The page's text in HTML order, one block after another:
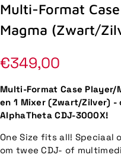
Multi-Format
Magma (Zwart/
Normale
prijs
€349,00
Multi-Format Case
en 1 Mixer (Zwart/Zilver) -
AlphaTheta CDJ-3000X!
One Size fits all! Speciaal
om twee CDJ- of